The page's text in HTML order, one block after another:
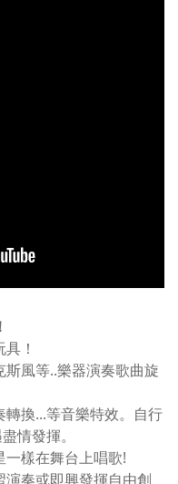
！
斯風等..樂器演奏歌曲旋
轉換...等音樂特效。自行
情發揮。
一樣在舞台上唱歌!
演奏或即興發揮自由創